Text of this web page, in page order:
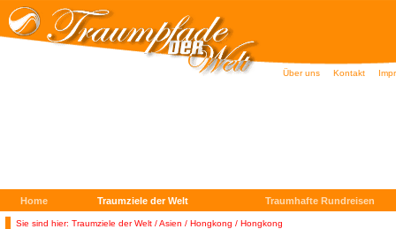
Sie sind hier: Traumziele der Welt /Asien / Hongkong / Hongkong
Über uns Kontakt
Home Traumziele der Welt Traumhafte Rundreisen